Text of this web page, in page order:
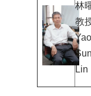
林
教
Lin